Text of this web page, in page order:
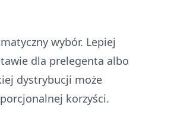
wybór. Lepiej
dla prelegenta albo
dystrybucji może
korzyści.